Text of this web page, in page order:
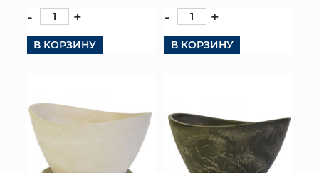
- +
В КОРЗИНУ
- +
В КОРЗИНУ